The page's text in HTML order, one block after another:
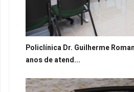
Policlínica Dr. Guilherme
anos de atend...